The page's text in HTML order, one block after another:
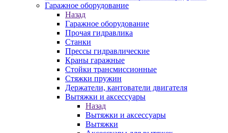
Гаражное оборудование
Назад
Гаражное оборудование
Прочая гидравлика
Станки
Прессы гидравлические
Краны гаражные
Стойки трансмиссионные
Стяжки пружин
Держатели, кантователи двигателя
Вытяжки и аксессуары
Назад
Вытяжки и аксессуары
Вытяжки